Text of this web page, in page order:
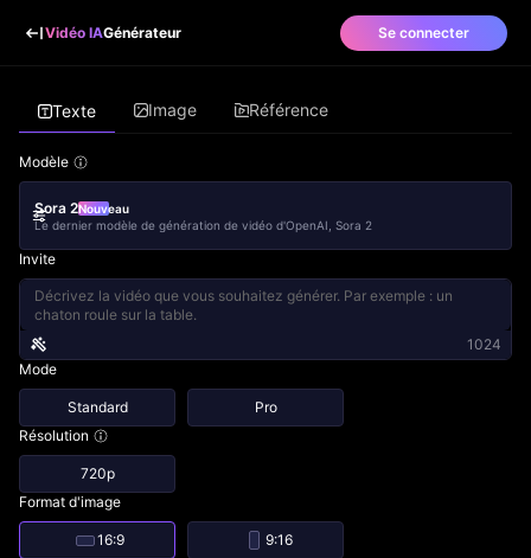
Vidéo IAGénérateur Se connecter
Texte Image Référence
Modèle
Sora 2Nouveau
Le dernier modèle de génération de vidéo d'OpenAI, Sora 2
Invite
1024
Mode
Standard
Pro
Résolution
720p
Format d'image
16:9
9:16